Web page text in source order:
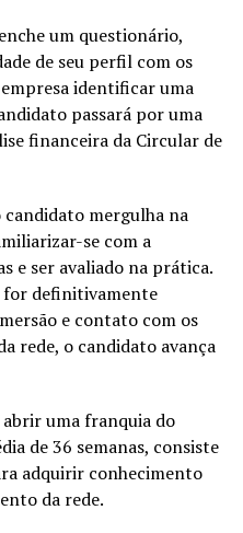
um questionário,
de seu perfil com os
identificar uma
passará por uma
financeira da Circular de
candidato mergulha na
se com a
e ser avaliado na prática.
for definitivamente
e contato com os
rede, o candidato avança
uma franquia do
de 36 semanas, consiste
adquirir conhecimento
da rede.